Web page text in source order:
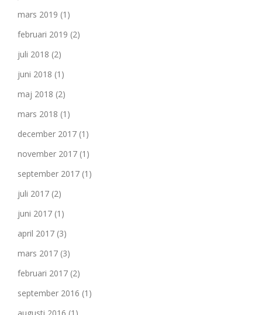
mars 2019 (1)
februari 2019 (2)
juli 2018 (2)
juni 2018 (1)
maj 2018 (2)
mars 2018 (1)
december 2017 (1)
november 2017 (1)
september 2017 (1)
juli 2017 (2)
juni 2017 (1)
april 2017 (3)
mars 2017 (3)
februari 2017 (2)
september 2016 (1)